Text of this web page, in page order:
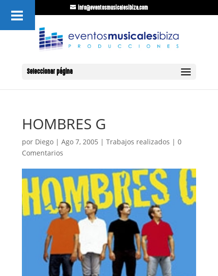
info@eventosmusicalesibiza.com
Seleccionar página
HOMBRES G
por Diego| Ago 7, 2005 | Trabajos realizados | 0
Comentarios